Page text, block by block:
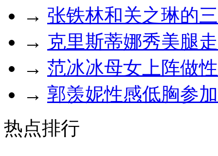
→ 张铁林和关之琳的
→ 克里斯蒂娜秀美腿
→ 范冰冰母女上阵做
→ 郭羡妮性感低胸参
热点排行